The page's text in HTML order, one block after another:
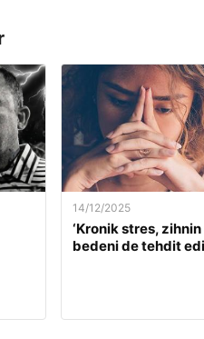
14/12/2025
‘Kronik stres, zihnin
bedeni de tehdit